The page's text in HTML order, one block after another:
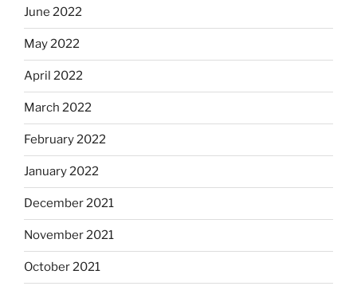
June 2022
May 2022
April 2022
March 2022
February 2022
January 2022
December 2021
November 2021
October 2021